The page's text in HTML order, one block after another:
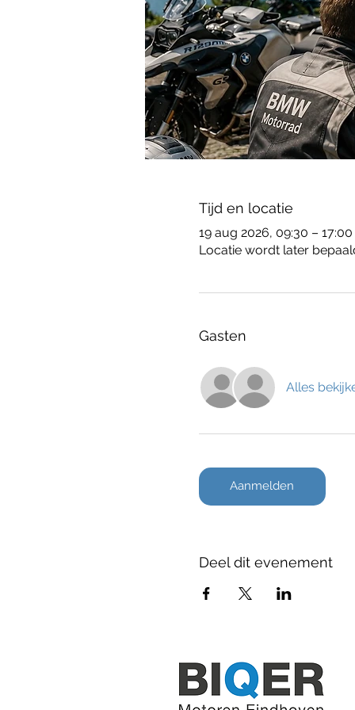
Tijd en locatie
19 aug 2026, 09:30 – 17:00
Locatie wordt later
Gasten
Alles
Aanmelden
Deel dit evenement